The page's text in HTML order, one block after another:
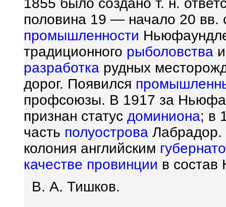
1855 было создано т. н.
половина 19 — начало 20
промышленности
традиционного рыболовства
разработка рудных
дорог. Появился
профсоюзы. В 1917 за
признан статус доминиона; в
часть полуострова Лабрадор.
колония английским
качестве провинции в состав
В. А. Тишков.